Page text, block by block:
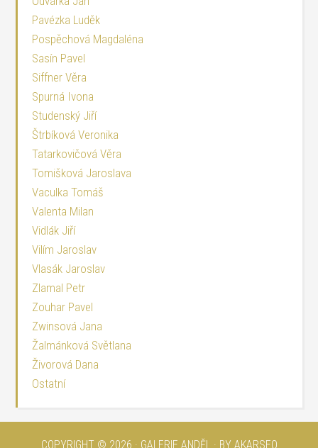
Pavézka Luděk
Pospěchová Magdaléna
Sasín Pavel
Siffner Věra
Spurná Ivona
Studenský Jiří
Štrbíková Veronika
Tatarkovičová Věra
Tomišková Jaroslava
Vaculka Tomáš
Valenta Milan
Vidlák Jiří
Vilím Jaroslav
Vlasák Jaroslav
Zlamal Petr
Zouhar Pavel
Zwinsová Jana
Žalmánková Světlana
Živorová Dana
Ostatní
COPYRIGHT © 2026 · GALERIE ANDĚL · BY AKARSEO